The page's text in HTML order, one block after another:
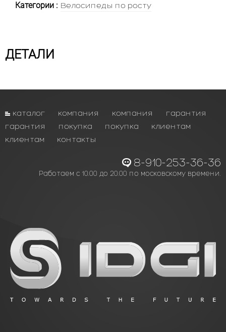
Категории : Велосипеды по росту
ДЕТАЛИ
каталог компания компания
гарантия
гарантия
покупка покупка
клиентам
клиентам
контакты
8-910-253-36-36
Работаем с 10.00 до 20.00 по московскому времени.